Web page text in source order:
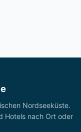
Nordseeküste.
Hotels nach Ort oder